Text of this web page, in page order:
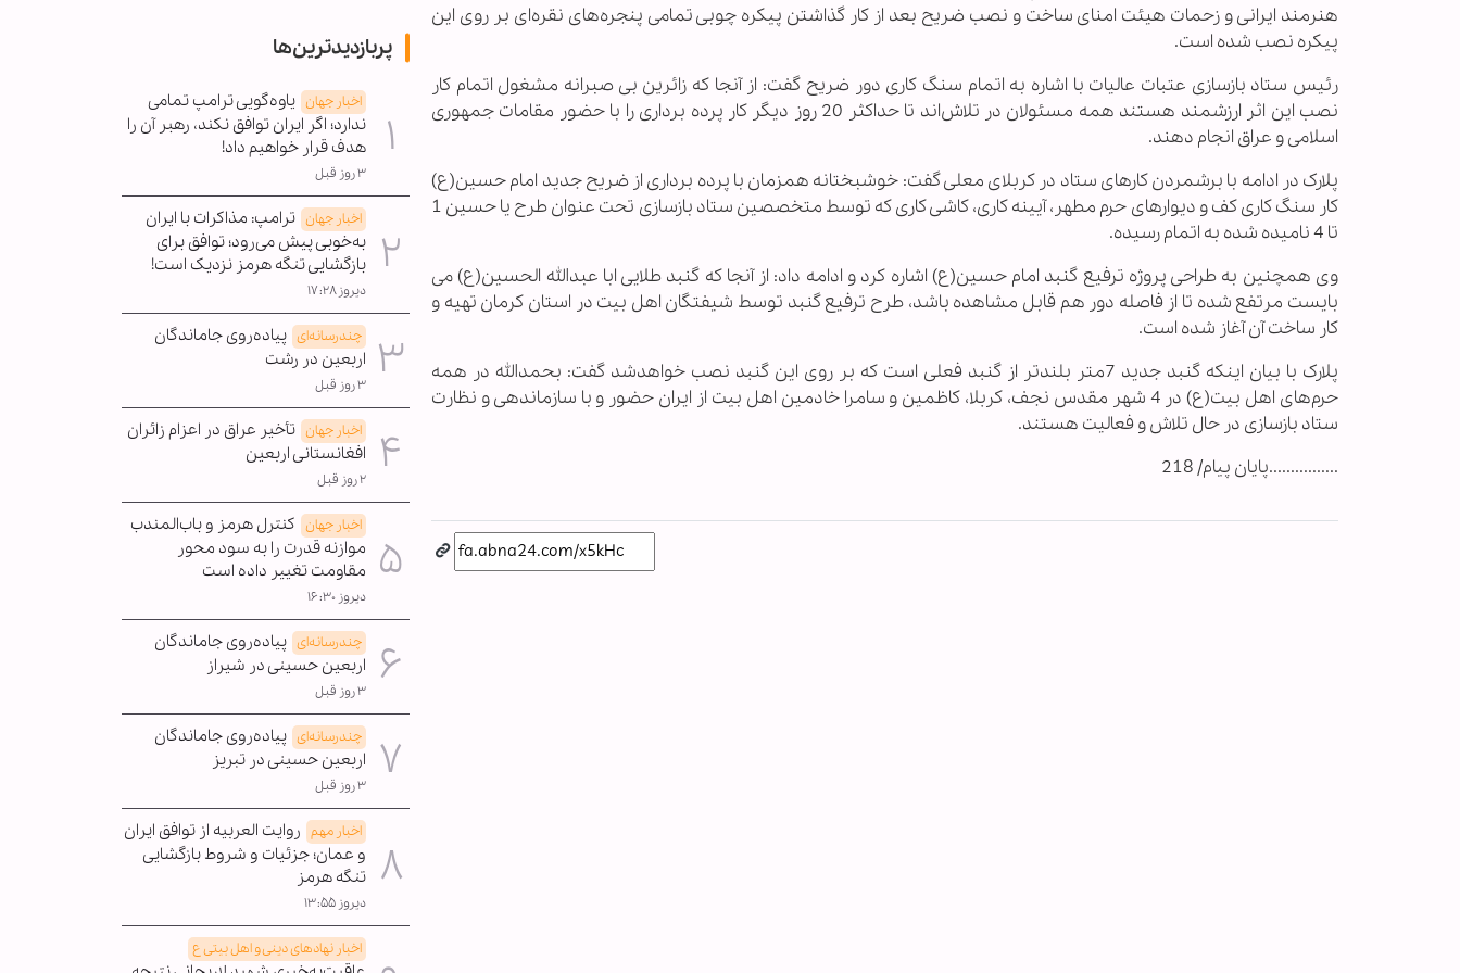
هنرمند ایرانی و زحمات هیئت امنای ساخت و نصب ضریح بعد از کار گذاشتن پیکره چوبی تمامی پنجره‌های نقره‌ای بر روی این
پیکره نصب شده است.
رئیس ستاد بازسازی عتبات عالیات با اشاره به اتمام سنگ کاری دور ضریح گفت: از آنجا که زائرین بی صبرانه مشغول اتمام کار
نصب این اثر ارزشمند هستند همه مسئولان در تلاش‌‌اند تا حداکثر 20 روز دیگر کار پرده برداری را با حضور مقامات جمهوری
اسلامی و عراق انجام دهند.
پلارک در ادامه با برشمردن کارهای ستاد در کربلای معلی گفت: خوشبختانه همزمان با پرده برداری از ضریح جدید امام حسین(ع)
کار سنگ کاری کف و دیوارهای حرم مطهر، آیینه کاری، کاشی کاری که توسط متخصصین ستاد بازسازی تحت عنوان طرح یا حسین 1
تا 4 نامیده شده به اتمام رسیده.
وی همچنین به طراحی پروژه ترفیع گنبد امام حسین(ع) اشاره کرد و ادامه داد: از آنجا که گنبد طلایی ابا عبدالله الحسین(ع) می
بایست مرتفع شده تا از فاصله دور هم قابل مشاهده باشد، طرح ترفیع گنبد توسط شیفتگان اهل بیت در استان کرمان تهیه و
کار ساخت آن آغاز شده است.
پلارک با بیان اینکه گنبد جدید 7متر بلندتر از گنبد فعلی است که بر روی این گنبد نصب خواهدشد گفت: بحمدالله در همه
حرم‌های اهل بیت(ع) در 4 شهر مقدس نجف، کربلا، کاظمین و سامرا خادمین اهل بیت از ایران حضور و با سازماندهی و نظارت
ستاد بازسازی در حال تلاش و فعالیت هستند.
................پایان پیام/ 218
پربازدیدترین‌ها
اخبار جهان یاوه‌گویی ترامپ تمامی
ندارد؛ اگر ایران توافق نکند، رهبر آن را
هدف قرار خواهیم داد!
۳ روز قبل
اخبار جهان ترامپ: مذاکرات با ایران
به‌خوبی پیش می‌رود؛ توافق برای
بازگشایی تنگه هرمز نزدیک است!
دیروز ۱۷:۲۸
چندرسانه‌ای پیاده‌روی جاماندگان
اربعین در رشت
۳ روز قبل
اخبار جهان تأخیر عراق در اعزام زائران
افغانستانی اربعین
۲ روز قبل
اخبار جهان کنترل هرمز و باب‌المندب
موازنه قدرت را به سود محور
مقاومت تغییر داده است
دیروز ۱۶:۳۰
چندرسانه‌ای پیاده‌روی جاماندگان
اربعین حسینی در شیراز
۳ روز قبل
چندرسانه‌ای پیاده‌روی جاماندگان
اربعین حسینی در تبریز
۳ روز قبل
اخبار مهم روایت العربیه از توافق ایران
و عمان؛ جزئیات و شروط بازگشایی
تنگه هرمز
دیروز ۱۳:۵۵
اخبار نهادهای دینی و اهل بیتی ع